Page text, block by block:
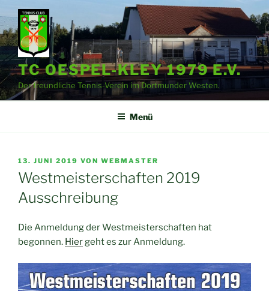
Zum
Inhalt
springen
TC OESPEL-KLEY 1979 E.V.
Der freundliche Tennis-Verein im Dortmunder Westen.
Menü
VERÖFFENTLICHT
AM
13. JUNI 2019 VON WEBMASTER
Westmeisterschaften 2019
Ausschreibung
Die Anmeldung der Westmeisterschaften hat
begonnen. Hiergeht es zur Anmeldung.